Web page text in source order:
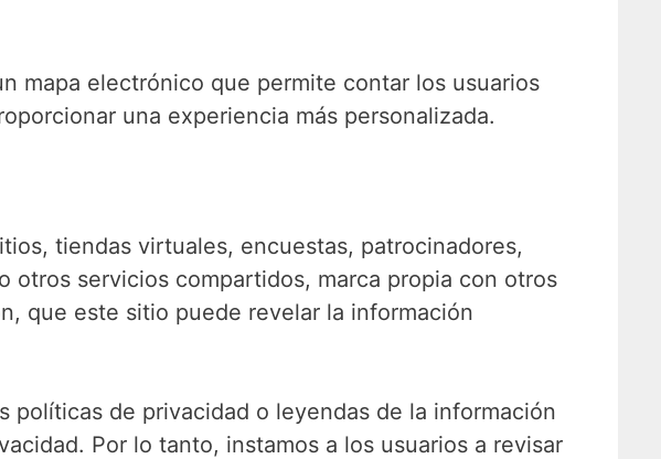
mapa electrónico que permite contar los usuarios
una experiencia más personalizada.
tiendas virtuales, encuestas, patrocinadores,
servicios compartidos, marca propia con otros
que este sitio puede revelar la información
políticas de privacidad o leyendas de la información
Por lo tanto, instamos a los usuarios a revisar